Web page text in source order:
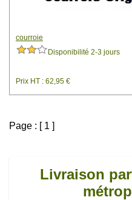
courroie
Disponibilité 2-3 jours
Prix HT : 62,95 €
Page : [ 1 ]
Livraison